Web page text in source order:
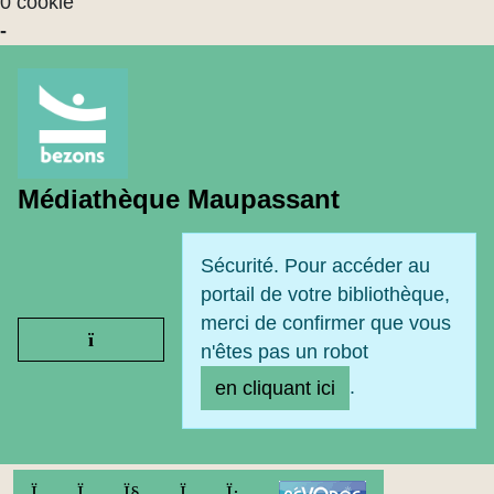
-
Médiathèque Maupassant
Ouvrir le menu
Sécurité. Pour accéder au
portail de votre bibliothèque,
merci de confirmer que vous
n'êtes pas un robot
en cliquant ici
.